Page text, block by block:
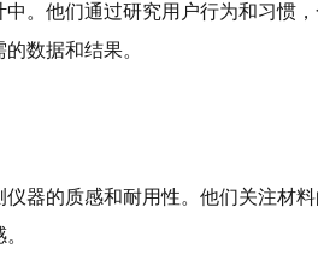
。他们通过研究用户行为和习惯
数据和结果。
器的质感和耐用性。他们关注材